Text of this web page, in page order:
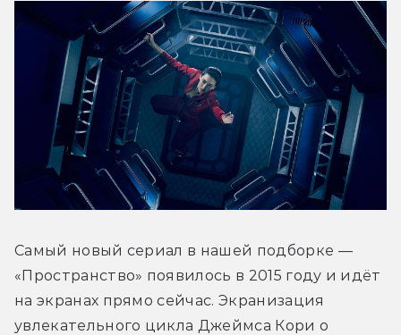
Самый новый сериал в нашей подборке —
«Пространство» появилось в 2015 году и идёт
на экранах прямо сейчас. Экранизация
увлекательного цикла Джеймса Кори о